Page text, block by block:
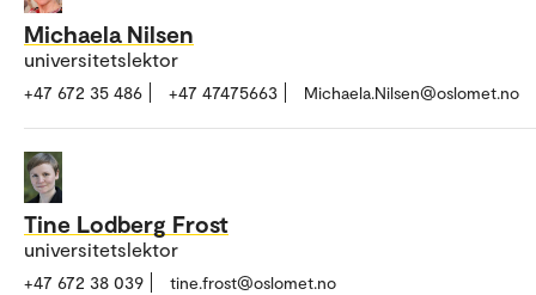
Michaela Nilsen
universitetslektor
+47 672 35 486 +47 47475663 Michaela.Nilsen@oslomet.no
Tine Lodberg Frost
universitetslektor
+47 672 38 039 tine.frost@oslomet.no